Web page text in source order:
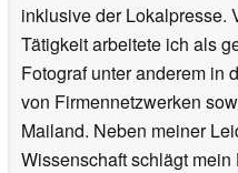
inklusive der Lokalpresse.
Tätigkeit arbeitete ich als
Fotograf unter anderem in
von Firmennetzwerken
Mailand. Neben meiner
Wissenschaft schlägt